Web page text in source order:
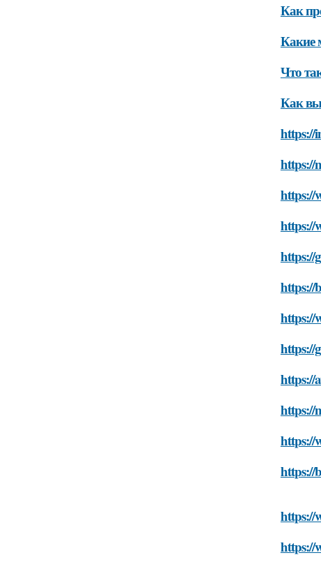
Как
Какие
Что
Как
https://
https://
https://
https://
https://
https://
https://
https://
https://
https://
https://
https://
https://
https://